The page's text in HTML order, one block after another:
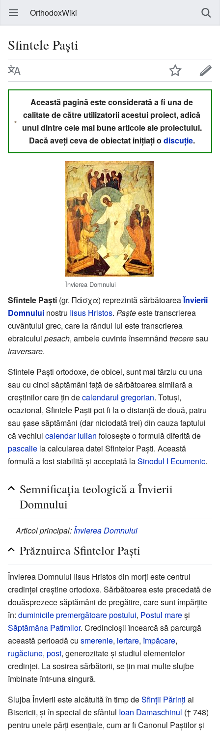
OrthodoxWiki
Sfintele Paști
Această pagină este considerată a fi una de
calitate de către utilizatorii acestui proiect, adică
unul dintre cele mai bune articole ale proiectului.
Dacă aveți ceva de obiectat inițiați o discuție.
Învierea Domnului
Sfintele Paști (gr. Πάσχα) reprezintă sărbătoareaÎnvierii
Domnului nostru Iisus Hristos. Pașteeste transcrierea
cuvântului grec, care la rândul lui este transcrierea
ebraicului pesach, ambele cuvinte însemnând treceresau
traversare.
Sfintele Paști ortodoxe, de obicei, sunt mai târziu cu una
sau cu cinci săptămâni față de sărbătoarea similară a
creștinilor care țin decalendarul gregorian. Totuși,
ocazional, Sfintele Paști pot fi la o distanță de două, patru
sau șase săptămâni (dar niciodată trei) din cauza faptului
că vechiul calendar iulian folosește o formulă diferită de
pascalie la calcularea datei Sfintelor Paști. Această
formulă a fost stabilită și acceptată laSinodul I Ecumenic.
Semnificația teologică a Învierii
Domnului
Articol principal: Învierea Domnului
Prăznuirea Sfintelor Paști
Învierea Domnului Iisus Hristos din morți este centrul
credinței creștine ortodoxe. Sărbătoarea este precedată de
douăsprezece săptămâni de pregătire, care sunt împărțite
în: duminicile premergătoare postului, Postul mareși
Săptămâna Patimilor. Credincioșii încearcă să parcurgă
această perioadă cu smerenie, iertare, împăcare,
rugăciune, post, generozitate și studiul elementelor
credinței. La sosirea sărbătorii, se țin mai multe slujbe
îmbinate într-una singură.
Slujba Învierii este alcătuită în timp deSfinții Părinți ai
Bisericii, și în special de sfântul Ioan Damaschinul († 748)
pentru unele părți esențiale, cum ar fi Canonul Paștilor și